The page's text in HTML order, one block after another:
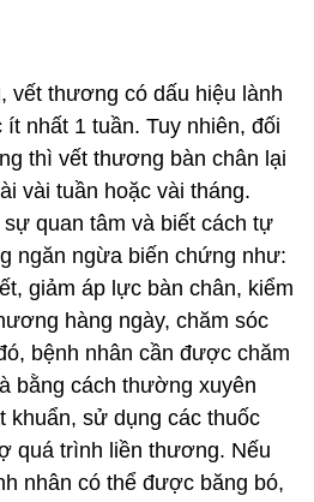
thương có dấu hiệu lành
nhất 1 tuần. Tuy nhiên, đối
thì vết thương bàn chân lại
vài tuần hoặc vài tháng.
quan tâm và biết cách tự
ngăn ngừa biến chứng như:
giảm áp lực bàn chân, kiểm
hàng ngày, chăm sóc
bệnh nhân cần được chăm
bằng cách thường xuyên
khuẩn, sử dụng các thuốc
quá trình liền thương. Nếu
nhân có thể được băng bó,